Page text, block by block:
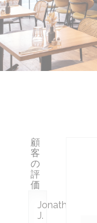
顧
客
の
評
価
Jonathan
J